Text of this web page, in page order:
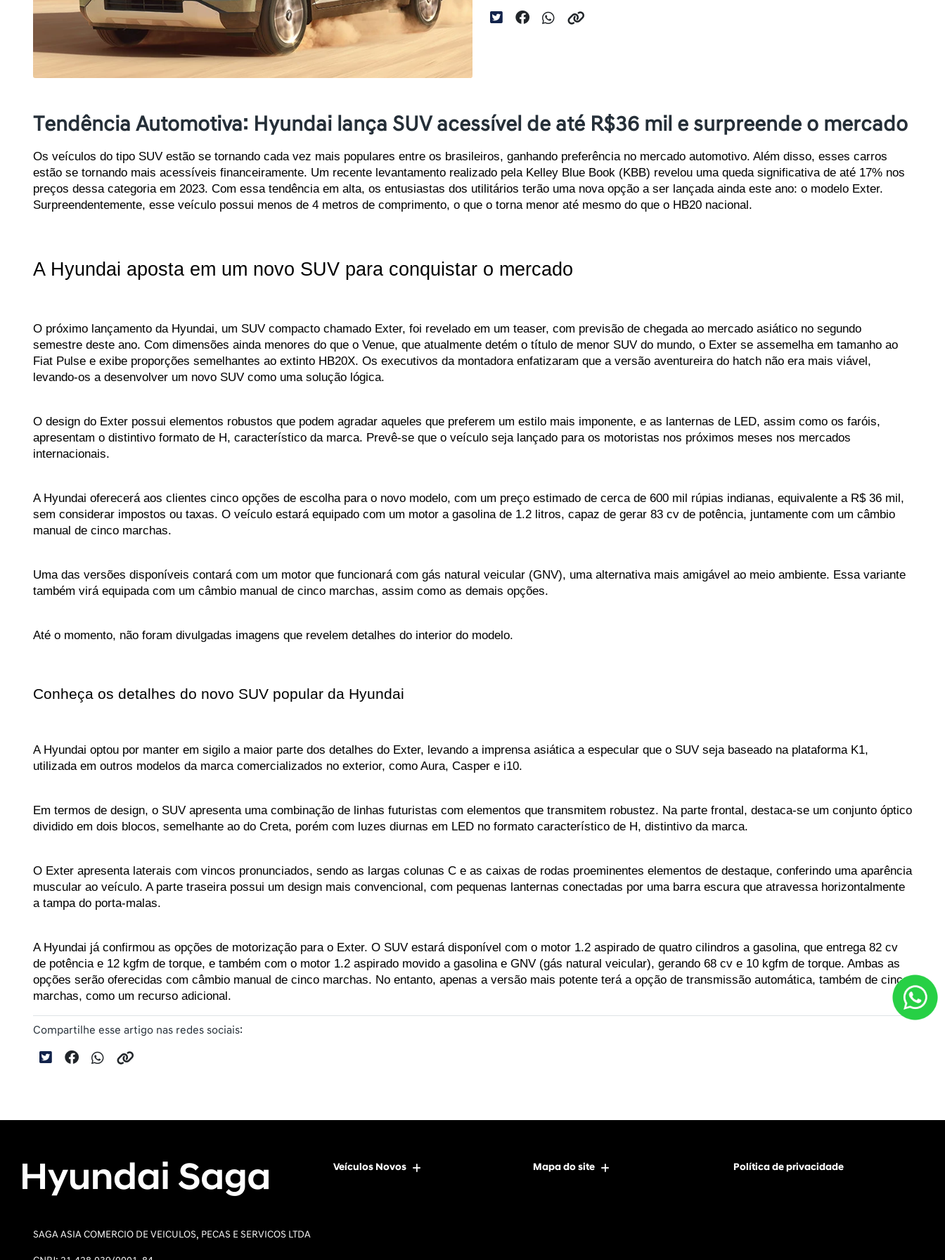
Tendência Automotiva: Hyundai lança SUV acessível de até R$36 mil e surpreende o mercado
Os veículos do tipo SUV estão se tornando cada vez mais populares entre os brasileiros, ganhando preferência no mercado automotivo. Além disso, esses carros
estão se tornando mais acessíveis financeiramente. Um recente levantamento realizado pela Kelley Blue Book (KBB) revelou uma queda significativa de até 17% nos
preços dessa categoria em 2023. Com essa tendência em alta, os entusiastas dos utilitários terão uma nova opção a ser lançada ainda este ano: o modelo Exter.
Surpreendentemente, esse veículo possui menos de 4 metros de comprimento, o que o torna menor até mesmo do que o HB20 nacional.
A Hyundai aposta em um novo SUV para conquistar o mercado
O próximo lançamento da Hyundai, um SUV compacto chamado Exter, foi revelado em um teaser, com previsão de chegada ao mercado asiático no segundo
semestre deste ano. Com dimensões ainda menores do que o Venue, que atualmente detém o título de menor SUV do mundo, o Exter se assemelha em tamanho ao
Fiat Pulse e exibe proporções semelhantes ao extinto HB20X. Os executivos da montadora enfatizaram que a versão aventureira do hatch não era mais viável,
levando-os a desenvolver um novo SUV como uma solução lógica.
O design do Exter possui elementos robustos que podem agradar aqueles que preferem um estilo mais imponente, e as lanternas de LED, assim como os faróis,
apresentam o distintivo formato de H, característico da marca. Prevê-se que o veículo seja lançado para os motoristas nos próximos meses nos mercados
internacionais.
A Hyundai oferecerá aos clientes cinco opções de escolha para o novo modelo, com um preço estimado de cerca de 600 mil rúpias indianas, equivalente a R$ 36 mil,
sem considerar impostos ou taxas. O veículo estará equipado com um motor a gasolina de 1.2 litros, capaz de gerar 83 cv de potência, juntamente com um câmbio
manual de cinco marchas.
Uma das versões disponíveis contará com um motor que funcionará com gás natural veicular (GNV), uma alternativa mais amigável ao meio ambiente. Essa variante
também virá equipada com um câmbio manual de cinco marchas, assim como as demais opções.
Até o momento, não foram divulgadas imagens que revelem detalhes do interior do modelo.
Conheça os detalhes do novo SUV popular da Hyundai
A Hyundai optou por manter em sigilo a maior parte dos detalhes do Exter, levando a imprensa asiática a especular que o SUV seja baseado na plataforma K1,
utilizada em outros modelos da marca comercializados no exterior, como Aura, Casper e i10.
Em termos de design, o SUV apresenta uma combinação de linhas futuristas com elementos que transmitem robustez. Na parte frontal, destaca-se um conjunto óptico
dividido em dois blocos, semelhante ao do Creta, porém com luzes diurnas em LED no formato característico de H, distintivo da marca.
O Exter apresenta laterais com vincos pronunciados, sendo as largas colunas C e as caixas de rodas proeminentes elementos de destaque, conferindo uma aparência
muscular ao veículo. A parte traseira possui um design mais convencional, com pequenas lanternas conectadas por uma barra escura que atravessa horizontalmente
a tampa do porta-malas.
A Hyundai já confirmou as opções de motorização para o Exter. O SUV estará disponível com o motor 1.2 aspirado de quatro cilindros a gasolina, que entrega 82 cv
de potência e 12 kgfm de torque, e também com o motor 1.2 aspirado movido a gasolina e GNV (gás natural veicular), gerando 68 cv e 10 kgfm de torque. Ambas as
opções serão oferecidas com câmbio manual de cinco marchas. No entanto, apenas a versão mais potente terá a opção de transmissão automática, também de cinco
marchas, como um recurso adicional.
Compartilhe esse artigo nas redes sociais:
Veículos Novos Mapa do site Política de privacidade
SAGA ASIA COMERCIO DE VEICULOS, PECAS E SERVICOS LTDA